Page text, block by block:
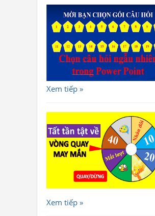
Xem tiếp »
Xem tiếp »